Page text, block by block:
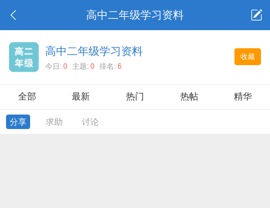
高中二年级学习资料
收藏
高中二年级学习资料
今日: 0 主题: 0 排名: 6
全部 最新 热门 热帖 精华
分享 求助 讨论